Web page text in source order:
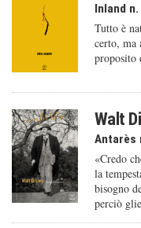
Inland
Tutto è
certo, ma
Walt
Antarès
«Credo
la
bisogno
perciò